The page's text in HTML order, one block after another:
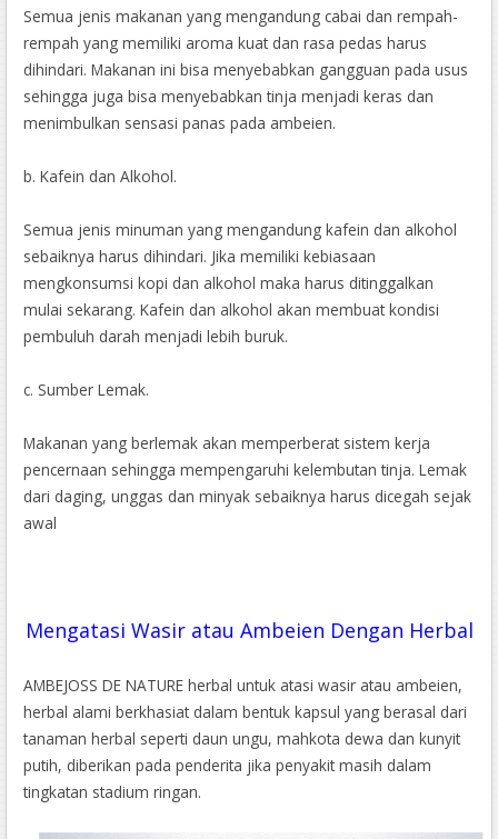
Semua jenis makanan yang mengandung cabai dan rempah-
rempah yang memiliki aroma kuat dan rasa pedas harus
dihindari. Makanan ini bisa menyebabkan gangguan pada usus
sehingga juga bisa menyebabkan tinja menjadi keras dan
menimbulkan sensasi panas pada ambeien.
b. Kafein dan Alkohol.
Semua jenis minuman yang mengandung kafein dan alkohol
sebaiknya harus dihindari. Jika memiliki kebiasaan
mengkonsumsi kopi dan alkohol maka harus ditinggalkan
mulai sekarang. Kafein dan alkohol akan membuat kondisi
pembuluh darah menjadi lebih buruk.
c. Sumber Lemak.
Makanan yang berlemak akan memperberat sistem kerja
pencernaan sehingga mempengaruhi kelembutan tinja. Lemak
dari daging, unggas dan minyak sebaiknya harus dicegah sejak
awal
Mengatasi Wasir atau Ambeien Dengan Herbal
AMBEJOSS DE NATURE herbal untuk atasi wasir atau ambeien,
herbal alami berkhasiat dalam bentuk kapsul yang berasal dari
tanaman herbal seperti daun ungu, mahkota dewa dan kunyit
putih, diberikan pada penderita jika penyakit masih dalam
tingkatan stadium ringan.